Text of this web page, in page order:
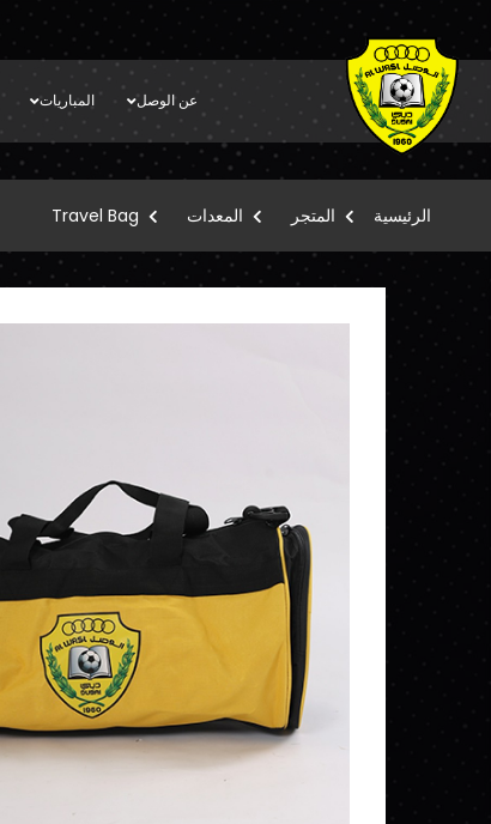
عن الوصل المباريات
الرئيسية المتجر المعدات Travel Bag